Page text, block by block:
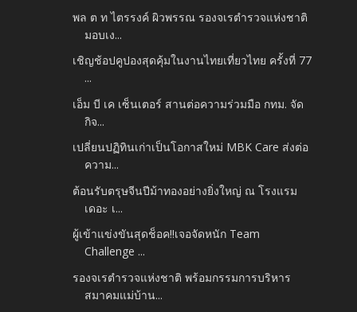
พล ต ท ไตรรงค์ ผิวพรรณ รองจเรตำรวจแห่งชาติ
มอบเง...
เชิญช้อปคูปองสุดคุ้มในงานไทยเที่ยวไทย ครั้งที่ 77
...
เอ็ม บี เค เซ็นเตอร์ สานต่อความร่วมมือ กทม. จัด
กิจ...
เปลี่ยนปฏิทินเก่าเป็นโอกาสใหม่ MBK Care ส่งต่อ
ความ...
ต้อนรับตรุษจีนปีม้าทองอย่างยิ่งใหญ่ ณ โรงแรม
เดอะ เ...
ผู้เข้าแข่งขันสุดช็อค!!เจอจัดหนัก Team
Challenge ...
รองจเรตำรวจแห่งชาติ พร้อมกรรมการบริหาร
สมาคมแม่บ้าน...